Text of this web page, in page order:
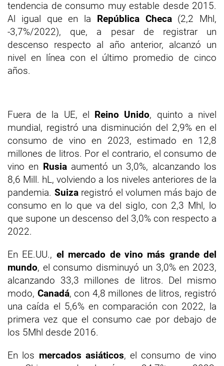
tendencia de consumo muy estable desde 2015.
Al igual que en la República Checa(2,2 Mhl,
-3,7%/2022), que, a pesar de registrar un
descenso respecto al año anterior, alcanzó un
nivel en línea con el último promedio de cinco
años.
Fuera de la UE, el Reino Unido, quinto a nivel
mundial, registró una disminución del 2,9% en el
consumo de vino en 2023, estimado en 12,8
millones de litros. Por el contrario, el consumo de
vino en Rusia aumentó un 3,0%, alcanzando los
8,6 Mill. hL, volviendo a los niveles anteriores de la
pandemia. Suiza registró el volumen más bajo de
consumo en lo que va del siglo, con 2,3 Mhl, lo
que supone un descenso del 3,0% con respecto a
2022.
En EE.UU., el mercado de vino más grande del
mundo, el consumo disminuyó un 3,0% en 2023,
alcanzando 33,3 millones de litros. Del mismo
modo, Canadá, con 4,8 millones de litros, registró
una caída el 5,6% en comparación con 2022, la
primera vez que el consumo cae por debajo de
los 5Mhl desde 2016.
En los mercados asiáticos, el consumo de vino